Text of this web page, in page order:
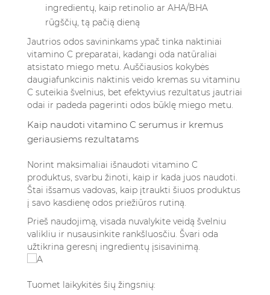
ingredientų, kaip retinolio ar AHA/BHA
rūgščių, tą pačią dieną
Jautrios odos savininkams ypač tinka naktiniai
vitamino C preparatai, kadangi oda natūraliai
atsistato miego metu. Auščiausios kokybės
daugiafunkcinis naktinis veido kremas su vitaminu
C suteikia švelnius, bet efektyvius rezultatus jautriai
odai ir padeda pagerinti odos būklę miego metu.
Kaip naudoti vitamino C serumus ir kremus
geriausiems rezultatams
Norint maksimaliai išnaudoti vitamino C
produktus, svarbu žinoti, kaip ir kada juos naudoti.
Štai išsamus vadovas, kaip įtraukti šiuos produktus
į savo kasdienę odos priežiūros rutiną.
Prieš naudojimą, visada nuvalykite veidą švelniu
valikliu ir nusausinkite rankšluosčiu. Švari oda
užtikrina geresnį ingredientų įsisavinimą.
Tuomet laikykitės šių žingsnių: